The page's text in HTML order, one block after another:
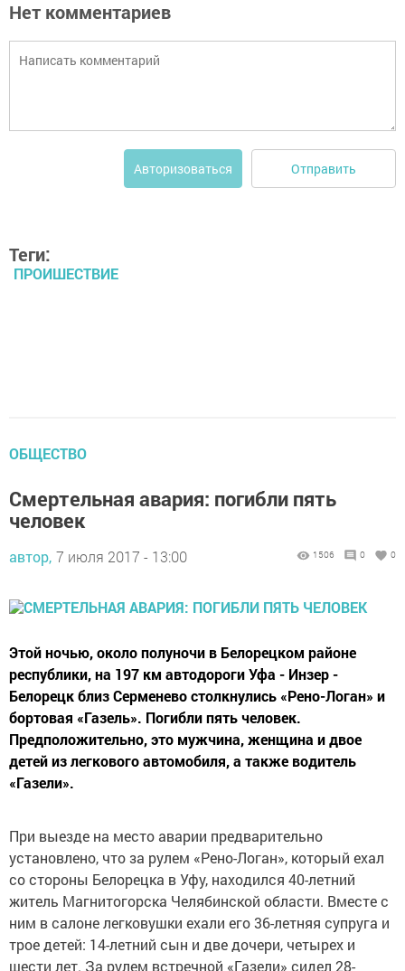
Нет комментариев
Авторизоваться Отправить
Теги:
ПРОИШЕСТВИЕ
ОБЩЕСТВО
Смертельная авария: погибли пять
человек
автор, 7 июля 2017 - 13:00 1506 0 0
Этой ночью, около полуночи в Белорецком районе
республики, на 197 км автодороги Уфа - Инзер -
Белорецк близ Серменево столкнулись «Рено-Логан» и
бортовая «Газель». Погибли пять человек.
Предположительно, это мужчина, женщина и двое
детей из легкового автомобиля, а также водитель
«Газели».
При выезде на место аварии предварительно
установлено, что за рулем «Рено-Логан», который ехал
со стороны Белорецка в Уфу, находился 40-летний
житель Магнитогорска Челябинской области. Вместе с
ним в салоне легковушки ехали его 36-летняя супруга и
трое детей: 14-летний сын и две дочери, четырех и
шести лет. За рулем встречной «Газели» сидел 28-